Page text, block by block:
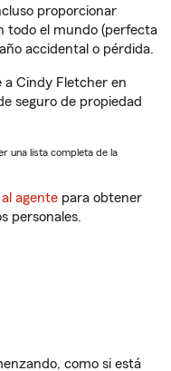
proporcionar
todo el mundo (perfecta
accidental o pérdida.
a Cindy Fletcher en
seguro de propiedad
una lista completa de la
agente para obtener
personales.
como si está